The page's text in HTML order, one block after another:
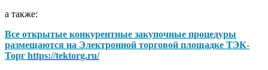
а также:
Все открытые конкурентные закупочные процедуры
размещаются на Электронной торговой площадке ТЭК-
Торг https://tektorg.ru/